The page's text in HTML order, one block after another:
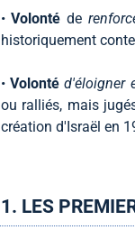
•Volonté de
historiquement
•Volonté d'éloigner
ou ralliés, mais
création d'Israël en
1. LES